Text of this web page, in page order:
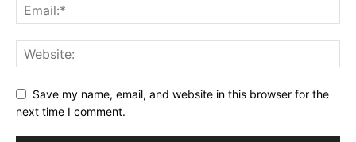
Save my name, email, and website in this browser for the
next time I comment.